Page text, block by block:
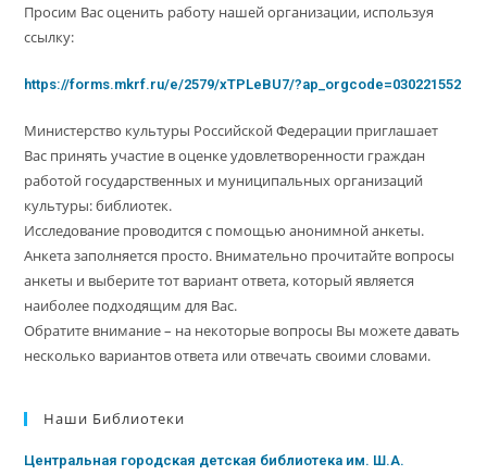
Просим Вас оценить работу нашей организации, используя
ссылку:
https://forms.mkrf.ru/e/2579/xTPLeBU7/?ap_orgcode=030221552
Министерство культуры Российской Федерации приглашает
Вас принять участие в оценке удовлетворенности граждан
работой государственных и муниципальных организаций
культуры: библиотек.
Исследование проводится с помощью анонимной анкеты.
Анкета заполняется просто. Внимательно прочитайте вопросы
анкеты и выберите тот вариант ответа, который является
наиболее подходящим для Вас.
Обратите внимание – на некоторые вопросы Вы можете давать
несколько вариантов ответа или отвечать своими словами.
Наши Библиотеки
Центральная городская детская библиотека им. Ш.А.